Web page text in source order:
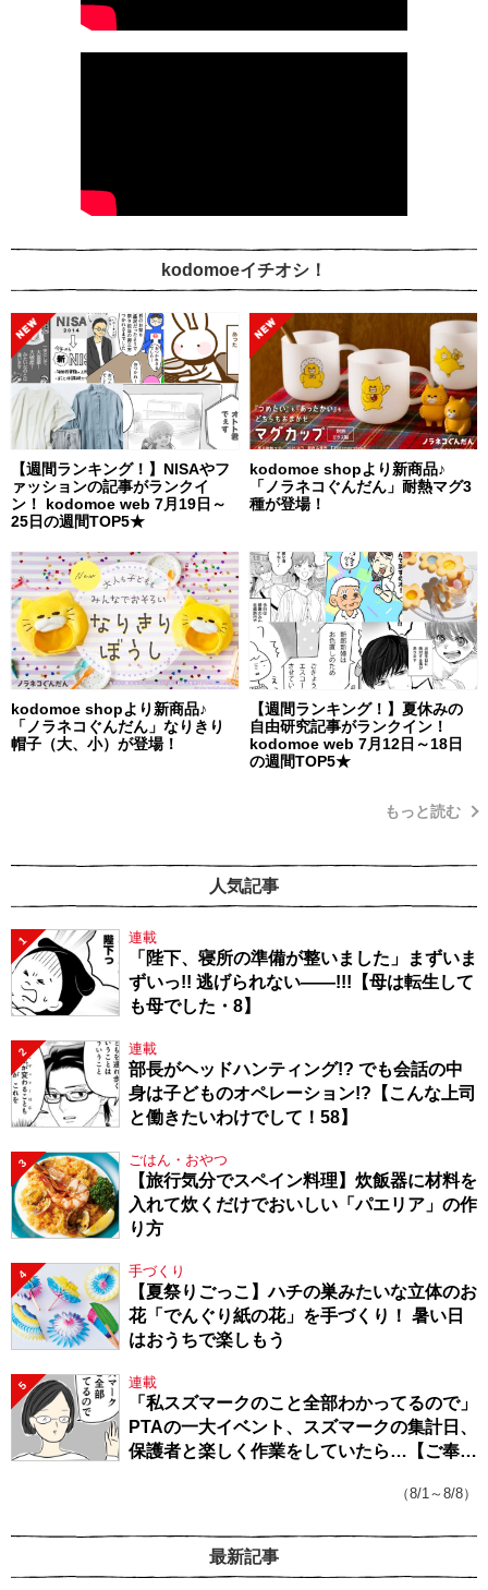
kodomoeイチオシ！
【週間ランキング！】NISAやフ
ァッションの記事がランクイ
ン！ kodomoe web 7月19日～
25日の週間TOP5★
kodomoe shopより新商品♪
「ノラネコぐんだん」耐熱マグ3
種が登場！
kodomoe shopより新商品♪
「ノラネコぐんだん」なりきり
帽子（大、小）が登場！
【週間ランキング！】夏休みの
自由研究記事がランクイン！
kodomoe web 7月12日～18日
の週間TOP5★
もっと読む
人気記事
1 連載
「陛下、寝所の準備が整いました」まずいま
ずいっ!! 逃げられない――!!!【母は転生して
も母でした・8】
2 連載
部長がヘッドハンティング!? でも会話の中
身は子どものオペレーション!?【こんな上司
と働きたいわけでして！58】
3 ごはん・おやつ
【旅行気分でスペイン料理】炊飯器に材料を
入れて炊くだけでおいしい「パエリア」の作
り方
4 手づくり
【夏祭りごっこ】ハチの巣みたいな立体のお
花「でんぐり紙の花」を手づくり！ 暑い日
はおうちで楽しもう
5 連載
「私スズマークのこと全部わかってるので」
PTAの一大イベント、スズマークの集計日、
保護者と楽しく作業をしていたら…【ご奉仕
（8/1～8/8）
最新記事